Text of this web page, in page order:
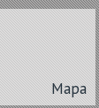
Mapa